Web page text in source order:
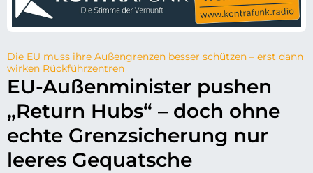
r
s
p
g
n
Die EU muss ihre Außengrenzen besser schützen – erst dann
wirken Rückführzentren
EU-Außenminister pushen
„Return Hubs“ – doch ohne
echte Grenzsicherung nur
leeres Gequatsche